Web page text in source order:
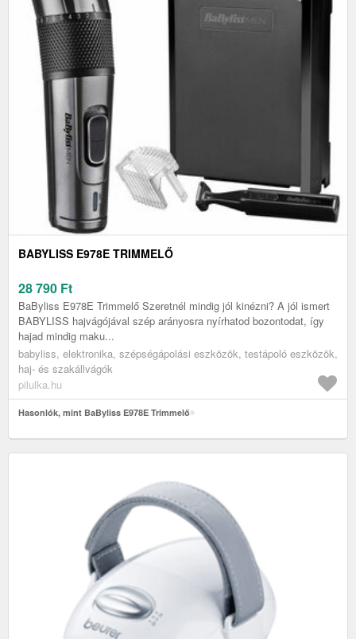
BABYLISS E978E TRIMMELŐ
28 790 Ft
BaByliss E978E Trimmelő Szeretnél mindig jól kinézni? A jól ismert
BABYLISS hajvágójával szép arányosra nyírhatod bozontodat, így
hajad mindig maku...
babyliss, elektronika, szépségápolási eszközök, testápoló eszközök,
haj- és szakállvágók
pilulka.hu
Hasonlók, mint BaByliss E978E Trimmelő